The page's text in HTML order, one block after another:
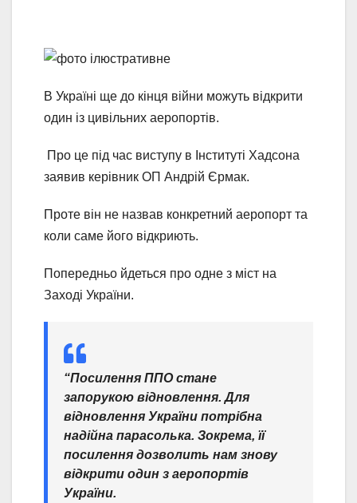
В Україні ще до кінця війни можуть відкрити
один із цивільних аеропортів.
Про це під час виступу в Інституті Хадсона
заявив керівник ОП Андрій Єрмак.
Проте він не назвав конкретний аеропорт та
коли саме його відкриють.
Попередньо йдеться про одне з міст на
Заході України.
“Посилення ППО стане
запорукою відновлення. Для
відновлення України потрібна
надійна парасолька. Зокрема, її
посилення дозволить нам знову
відкрити один з аеропортів
України.